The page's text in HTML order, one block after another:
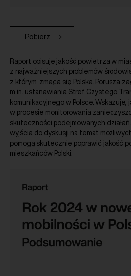
Pobierz
Raport opisuje jakość powietrza w
z najważniejszych problemów
z którymi zmaga się Polska. Porusza
m.in. ustanawiania Stref Czystego
komunikacyjnego w Polsce.
w procesie monitorowania
skuteczności podejmowanych
wyjścia do dyskusji na temat
pomogą skutecznie poprawić jakość
mieszkańców Polski.